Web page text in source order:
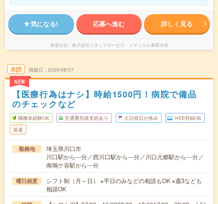
気になる! 応募へ進む 詳しく見る
派遣会社 株式会社スタッフサービス メディカル事業本部
未読
NEW
掲載日 2026/08/07
【医療行為はナシ】時給1500円！病院で備品
のチェックなど
職種未経験OK 交通費別途支給あり 土日祝日が休み WEB登録OK
派遣
勤務地
埼玉県川口市
川口駅から---分／西川口駅から---分／川口元郷駅から---分／
南鳩ケ谷駅から---分
曜日頻度
シフト制（月～日） ※平日のみなどの相談もOK ※週3なども
相談OK